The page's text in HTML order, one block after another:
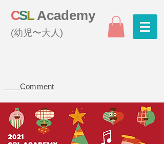
CSL Academy
(幼児〜大人)
Comment